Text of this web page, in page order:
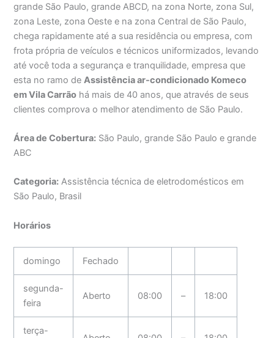
grande São Paulo, grande ABCD, na zona Norte, zona Sul,
zona Leste, zona Oeste e na zona Central de São Paulo,
chega rapidamente até a sua residência ou empresa, com
frota própria de veículos e técnicos uniformizados, levando
até você toda a segurança e tranquilidade, empresa que
esta no ramo deAssistência ar-condicionado Komeco
em Vila Carrão há mais de 40 anos, que através de seus
clientes comprova o melhor atendimento de São Paulo.
Área de Cobertura: São Paulo, grande São Paulo e grande
ABC
Categoria: Assistência técnica de eletrodomésticos em
São Paulo, Brasil
Horários
domingo Fechado
segunda-
feira
Aberto 08:00 – 18:00
terça-